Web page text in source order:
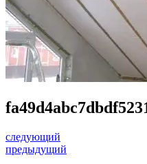
следующий
предыдущий